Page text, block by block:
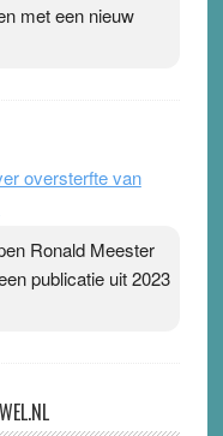
met een nieuw
oversterfte van
Ronald Meester
publicatie uit 2023